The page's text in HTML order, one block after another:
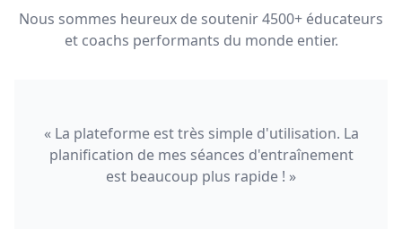
Nous sommes heureux de soutenir 4500+ éducateurs
et coachs performants du monde entier.
« La plateforme est très simple d'utilisation. La
planification de mes séances d'entraînement
est beaucoup plus rapide ! »